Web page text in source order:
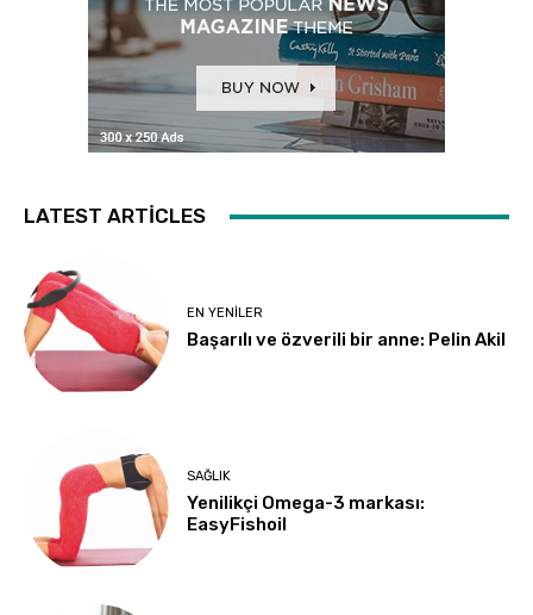
LATEST ARTICLES
EN YENILER
Başarılı ve özverili bir anne: Pelin Akil
SAĞLIK
Yenilikçi Omega-3 markası:
EasyFishoil